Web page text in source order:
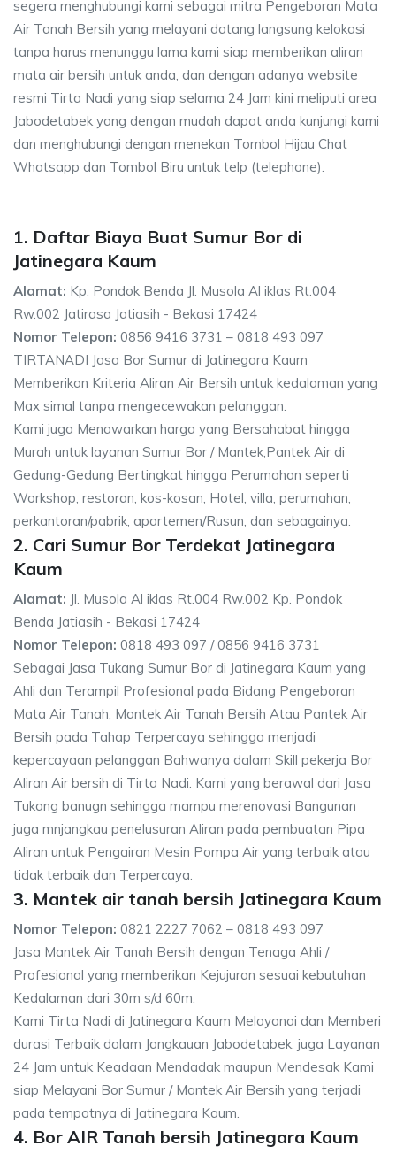
segera menghubungi kami sebagai mitra Pengeboran Mata
Air Tanah Bersih yang melayani datang langsung kelokasi
tanpa harus menunggu lama kami siap memberikan aliran
mata air bersih untuk anda, dan dengan adanya website
resmi Tirta Nadi yang siap selama 24 Jam kini meliputi area
Jabodetabek yang dengan mudah dapat anda kunjungi kami
dan menghubungi dengan menekan Tombol Hijau Chat
Whatsapp dan Tombol Biru untuk telp (telephone).
1. Daftar Biaya Buat Sumur Bor di
Jatinegara Kaum
Alamat: Kp. Pondok Benda Jl. Musola Al iklas Rt.004
Rw.002 Jatirasa Jatiasih - Bekasi 17424
Nomor Telepon: 0856 9416 3731 – 0818 493 097
TIRTANADI Jasa Bor Sumur di Jatinegara Kaum
Memberikan Kriteria Aliran Air Bersih untuk kedalaman yang
Max simal tanpa mengecewakan pelanggan.
Kami juga Menawarkan harga yang Bersahabat hingga
Murah untuk layanan Sumur Bor / Mantek,Pantek Air di
Gedung-Gedung Bertingkat hingga Perumahan seperti
Workshop, restoran, kos-kosan, Hotel, villa, perumahan,
perkantoran/pabrik, apartemen/Rusun, dan sebagainya.
2. Cari Sumur Bor Terdekat Jatinegara
Kaum
Alamat: Jl. Musola Al iklas Rt.004 Rw.002 Kp. Pondok
Benda Jatiasih - Bekasi 17424
Nomor Telepon: 0818 493 097 / 0856 9416 3731
Sebagai Jasa Tukang Sumur Bor di Jatinegara Kaum yang
Ahli dan Terampil Profesional pada Bidang Pengeboran
Mata Air Tanah, Mantek Air Tanah Bersih Atau Pantek Air
Bersih pada Tahap Terpercaya sehingga menjadi
kepercayaan pelanggan Bahwanya dalam Skill pekerja Bor
Aliran Air bersih di Tirta Nadi. Kami yang berawal dari Jasa
Tukang banugn sehingga mampu merenovasi Bangunan
juga mnjangkau penelusuran Aliran pada pembuatan Pipa
Aliran untuk Pengairan Mesin Pompa Air yang terbaik atau
tidak terbaik dan Terpercaya.
3. Mantek air tanah bersih Jatinegara Kaum
Nomor Telepon: 0821 2227 7062 – 0818 493 097
Jasa Mantek Air Tanah Bersih dengan Tenaga Ahli /
Profesional yang memberikan Kejujuran sesuai kebutuhan
Kedalaman dari 30m s/d 60m.
Kami Tirta Nadi di Jatinegara Kaum Melayanai dan Memberi
durasi Terbaik dalam Jangkauan Jabodetabek, juga Layanan
24 Jam untuk Keadaan Mendadak maupun Mendesak Kami
siap Melayani Bor Sumur / Mantek Air Bersih yang terjadi
pada tempatnya di Jatinegara Kaum.
4. Bor AIR Tanah bersih Jatinegara Kaum